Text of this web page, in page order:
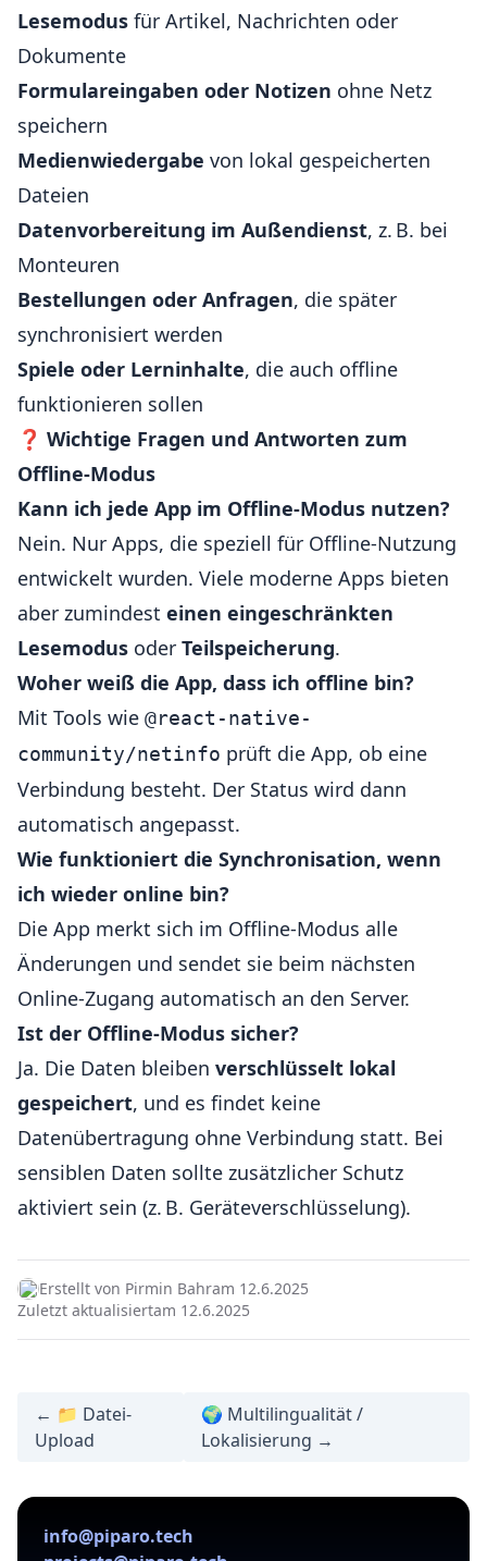
Lesemodus für Artikel, Nachrichten oder
Dokumente
Formulareingaben oder Notizen ohne Netz
speichern
Medienwiedergabe von lokal gespeicherten
Dateien
Datenvorbereitung im Außendienst, z. B. bei
Monteuren
Bestellungen oder Anfragen, die später
synchronisiert werden
Spiele oder Lerninhalte, die auch offline
funktionieren sollen
❓ Wichtige Fragen und Antworten zum
Offline-Modus
Kann ich jede App im Offline-Modus nutzen?
Nein. Nur Apps, die speziell für Offline-Nutzung
entwickelt wurden. Viele moderne Apps bieten
aber zumindest einen eingeschränkten
Lesemodus oder Teilspeicherung.
Woher weiß die App, dass ich offline bin?
Mit Tools wie @react-native-
community/netinfo prüft die App, ob eine
Verbindung besteht. Der Status wird dann
automatisch angepasst.
Wie funktioniert die Synchronisation, wenn
ich wieder online bin?
Die App merkt sich im Offline-Modus alle
Änderungen und sendet sie beim nächsten
Online-Zugang automatisch an den Server.
Ist der Offline-Modus sicher?
Ja. Die Daten bleiben verschlüsselt lokal
gespeichert, und es findet keine
Datenübertragung ohne Verbindung statt. Bei
sensiblen Daten sollte zusätzlicher Schutz
aktiviert sein (z. B. Geräteverschlüsselung).
Erstellt von Pirmin Bahram 12.6.2025
Zuletzt aktualisiertam 12.6.2025
← 📁 Datei-
Upload
🌍 Multilingualität /
Lokalisierung →
info@piparo.tech